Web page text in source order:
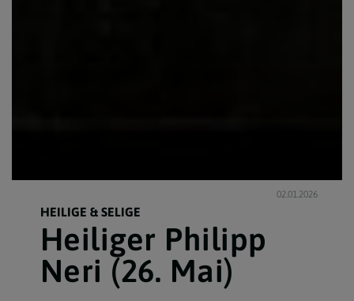
02.01.2026
HEILIGE & SELIGE
Heiliger Philipp
Neri (26. Mai)